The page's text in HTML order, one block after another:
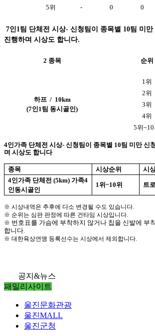
5위
- 0 0
7인1팀 단체전 시상- 신청팀이 종목별 10팀 미만
진행하며 시상도 합니다.
2 종목 순위
하프 / 10km
(7인1팀 동시골인)
1위
2위
3위
4위
5위~10
4인가족 단체전 시상- 신청팀이 종목별 10팀 미만 신
며 시상도 합니다
종목 시상순위
시
4인가족 단체전 (5km) 가족4
인동시골인
1위~10위 트
※ 시상내역은 추후에 다소 변경될 수도 있습니다.
※ 순위는 심판 판정에 따른 건타임 시상입니다.
※ 번호표를 가슴에 부착하지 않거나 칩을 신발에 부
합니다
※ 대한육상연맹 등록선수는 시상에서 제외합니다.
공지&뉴스
패밀리사이트
울진문화관광
울진MALL
울진군청